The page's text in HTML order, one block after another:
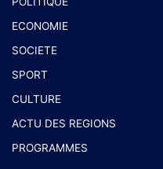
ECONOMIE
SOCIETE
SPORT
CULTURE
ACTU DES REGIONS
PROGRAMMES